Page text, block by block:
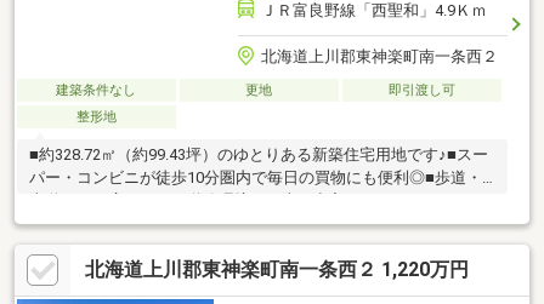
ＪＲ富良野線「西聖和」4.9Ｋｍ
北海道上川郡東神楽町南一条西２
建築条件なし 更地
即引渡し可
整形地
■約328.72㎡（約99.43坪）のゆとりある新築住宅用地です♪■スー
パー・コンビニが徒歩10分圏内で毎日の買物にも便利◎■歩道・
♪■周辺は新しい住宅も見られる落ち着いた住環境！子育て世帯に
もおすすめです◎■現地は開放感があり、建物配置や外構計画も
イメージしやすい土地です♪■駐車スペースやお庭も計画しやす
く、家族の暮らしに合わせた住まいづくりにおすすめ◎※本物件
北海道上川郡東神楽町南一条西２ 1,220万円